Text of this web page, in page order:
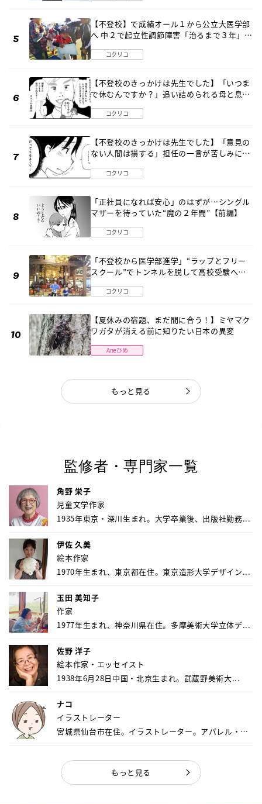
【不登校】で成績オール１から公立大医学部
へ 中２で起立性調節障害「治るまで３年」の
コクリコ
【不登校のきっかけは先生でした】「いつま
で休むんですか？」追い詰められる母と息子
コクリコ
【不登校のきっかけは先生でした】「意見の
ない人間は損する」担任の一言が苦しみに…
コクリコ
「正社員になれば安心」のはずが…シングル
マザーを待っていた“魔の２年間”【前編】
コクリコ
「不登校から医学部進学」“ラップとフリー
スクール”でトンネルを脱して高校受験へ
コクリコ
【夏休みの宿題、まだ間に合う！】ミヤマク
ワガタが消える前に知りたい日本の異変
Aneひめ
もっと見る
監修者・専門家一覧
角野 栄子
児童文学作家
1935年東京・深川生まれ。大学卒業後、出版社勤務...
伊佐 久美
絵本作家
1970年生まれ、東京都在住。東京造形大学デザイン...
玉田 美知子
作家
1977年生まれ、神奈川県在住。多摩美術大学立体デ...
佐野 洋子
絵本作家・エッセイスト
1938年6月28日中国・北京生まれ。武蔵野美術大...
ナコ
イラストレーター
宮城県仙台市在住。イラストレーター。アパレル・キ
もっと見る